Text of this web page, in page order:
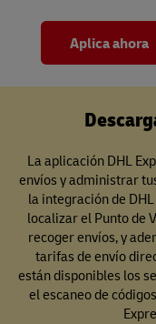
Aplica ahora
La aplicación DHL
envíos y administrar
la integración de
localizar el Punto de
recoger envíos, y
tarifas de envío
están disponibles los
el escaneo de